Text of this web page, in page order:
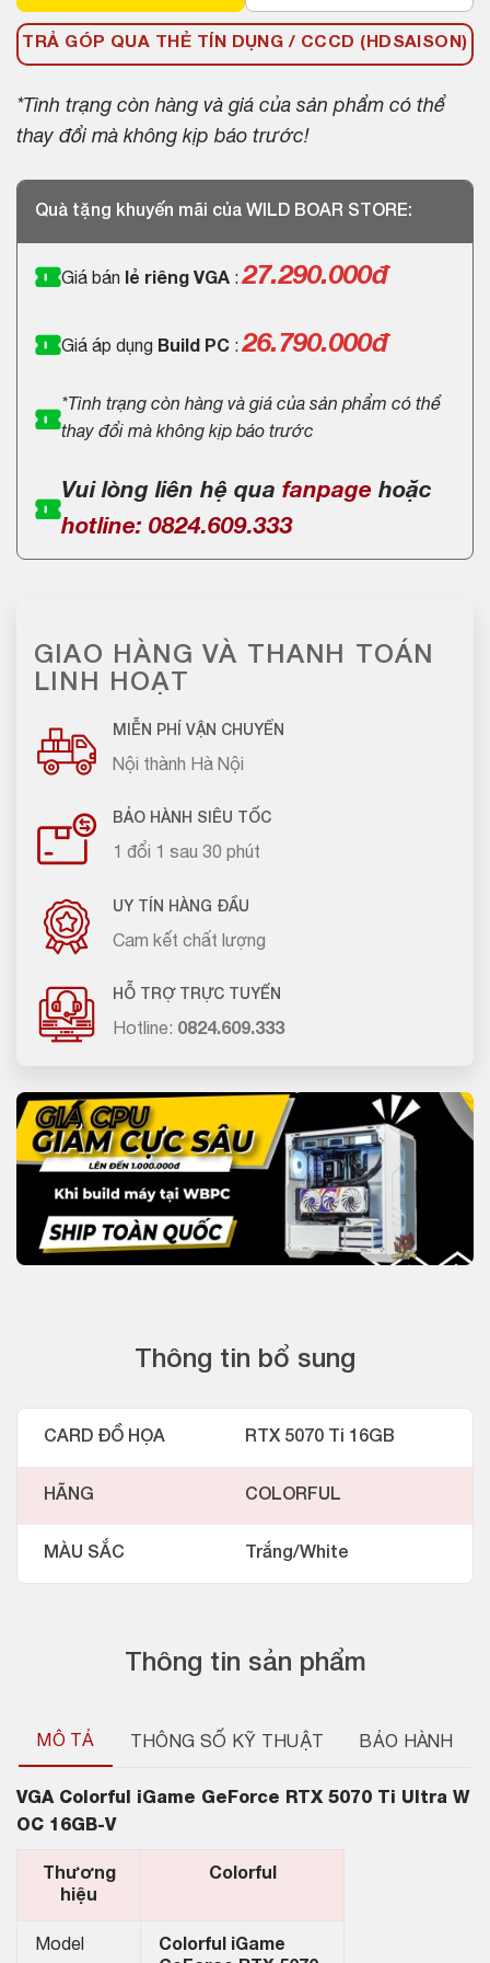
TRẢ GÓP QUA THẺ TÍN DỤNG / CCCD (HDSAISON)
*Tình trạng còn hàng và giá của sản phẩm có thể
thay đổi mà không kịp báo trước!
Quà tặng khuyến mãi của WILD BOAR STORE:
Giá bán lẻ riêng VGA : 27.290.000đ
Giá áp dụng Build PC : 26.790.000đ
*Tình trạng còn hàng và giá của sản phẩm có thể
thay đổi mà không kịp báo trước
Vui lòng liên hệ qua fanpage hoặc
hotline: 0824.609.333
GIAO HÀNG VÀ THANH TOÁN
LINH HOẠT
MIỄN PHÍ VẬN CHUYỂN
Nội thành Hà Nội
BẢO HÀNH SIÊU TỐC
1 đổi 1 sau 30 phút
UY TÍN HÀNG ĐẦU
Cam kết chất lượng
HỖ TRỢ TRỰC TUYẾN
Hotline: 0824.609.333
Thông tin sản phẩm
MÔ TẢ THÔNG SỐ KỸ THUẬT BẢO HÀNH
VGAColorful iGame GeForce RTX 5070 Ti Ultra W
OC 16GB-V
Thương
hiệu
Colorful
Model
Colorful iGame
Thông tin bổ sung
CARD ĐỒ HỌA RTX 5070 Ti 16GB
HÃNG COLORFUL
MÀU SẮC Trắng/White